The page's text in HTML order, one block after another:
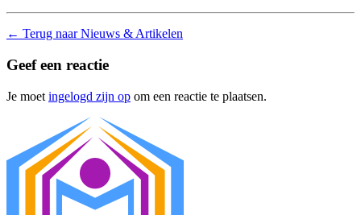
← Terug naar Nieuws & Artikelen
Geef een reactie
Je moet ingelogd zijn op om een reactie te plaatsen.